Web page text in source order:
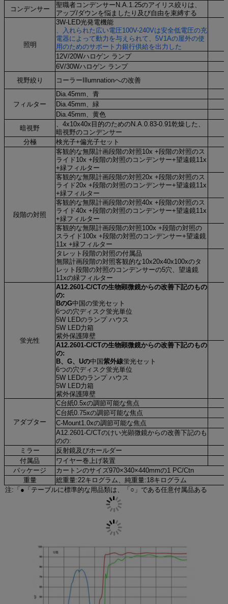
コンデンサー
聖職者コンデンサーN.A.1.25のアイリス絞りは、
アップ/ダウンを悩ましたり及び自由を束縛する
照明
3W-LED光発電機能
、入れられた広い電圧100V-240Vは安全低電圧の充
電器によって動力を与えられて、5V1Aの屋外の使
用のためのサポート力銀行供給を出力した
12V/20Wハロゲン ランプ
6V/30Wハロゲン ランプ
視野絞り
コーラーIllumnationへの改善
フィルター
Dia.45mm、青
Dia.45mm、緑
Dia.45mm、黄色
暗視野
、4x10x40x目的のためのN.A.0.83-0.91乾燥した、
暗視野のコンデンサー
分極
検光子+偏光子セット
段階の対照
客観的な無限計画段階の対照10x +段階の対照のス
ライド10x +段階の対照のコンデンサー+望遠鏡11x
+緑フィルター
客観的な無限計画段階の対照20x +段階の対照のス
ライド20x +段階の対照のコンデンサー+望遠鏡11x
+緑フィルター
客観的な無限計画段階の対照40x +段階の対照のス
ライド40x +段階の対照のコンデンサー+望遠鏡11x
+緑フィルター
客観的な無限計画段階の対照100x +段階の対照の
スライド100x +段階の対照のコンデンサー+望遠鏡
11x +緑フィルター
タレット段階の対照の付属品
無限計画段階の対照客観的な10x20x40x100xのタ
レット段階の対照のコンデンサーの5穴、望遠鏡
11xの緑フィルター
蛍光性
A12.2601-C/CTの生物顕微鏡からの改善下記のもの
の:
BのG中国の蛍光セット
6つの穴ディスク蛍光単位
5W LEDのランプ ハウス
5W LED力箱
紫外保護障壁
A12.2601-C/CTの生物顕微鏡からの改善下記のもの
の:
B、G、Uの中国紫外線蛍光セット
6つの穴ディスク蛍光単位
5W LEDのランプ ハウス
5W LED力箱
紫外保護障壁
アダプター
C台紙0.5xの調節可能な焦点
C台紙0.75xの調節可能な焦点
C-Mount1.0xの調節可能な焦点
A12.2601-C/CTのけい光顕微鏡からの改善下記のも
のの:
ミラー
反射鏡及びホールダー
付属品
ワイヤー巻上げ装置
パッケージ
カートンのサイズ970×340×440mmの1 PC/Ctn
重量
総重量:22キログラム、純重量:18キログラム
注:「● 「テーブルに標準的な用品類は、「○ 」 である任意付属品ある